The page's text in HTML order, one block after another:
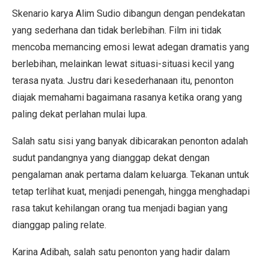
Skenario karya Alim Sudio dibangun dengan pendekatan
yang sederhana dan tidak berlebihan. Film ini tidak
mencoba memancing emosi lewat adegan dramatis yang
berlebihan, melainkan lewat situasi-situasi kecil yang
terasa nyata. Justru dari kesederhanaan itu, penonton
diajak memahami bagaimana rasanya ketika orang yang
paling dekat perlahan mulai lupa.
Salah satu sisi yang banyak dibicarakan penonton adalah
sudut pandangnya yang dianggap dekat dengan
pengalaman anak pertama dalam keluarga. Tekanan untuk
tetap terlihat kuat, menjadi penengah, hingga menghadapi
rasa takut kehilangan orang tua menjadi bagian yang
dianggap paling relate.
Karina Adibah, salah satu penonton yang hadir dalam